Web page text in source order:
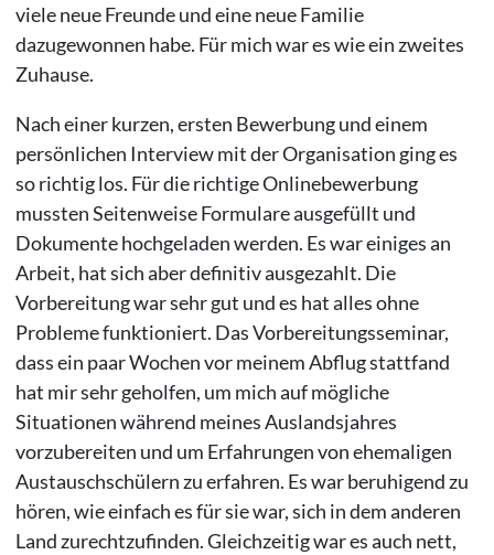
viele neue Freunde und eine neue Familie
dazugewonnen habe. Für mich war es wie ein zweites
Zuhause.
Nach einer kurzen, ersten Bewerbung und einem
persönlichen Interview mit der Organisation ging es
so richtig los. Für die richtige Onlinebewerbung
mussten Seitenweise Formulare ausgefüllt und
Dokumente hochgeladen werden. Es war einiges an
Arbeit, hat sich aber definitiv ausgezahlt. Die
Vorbereitung war sehr gut und es hat alles ohne
Probleme funktioniert. Das Vorbereitungsseminar,
dass ein paar Wochen vor meinem Abflug stattfand
hat mir sehr geholfen, um mich auf mögliche
Situationen während meines Auslandsjahres
vorzubereiten und um Erfahrungen von ehemaligen
Austauschschülern zu erfahren. Es war beruhigend zu
hören, wie einfach es für sie war, sich in dem anderen
Land zurechtzufinden. Gleichzeitig war es auch nett,